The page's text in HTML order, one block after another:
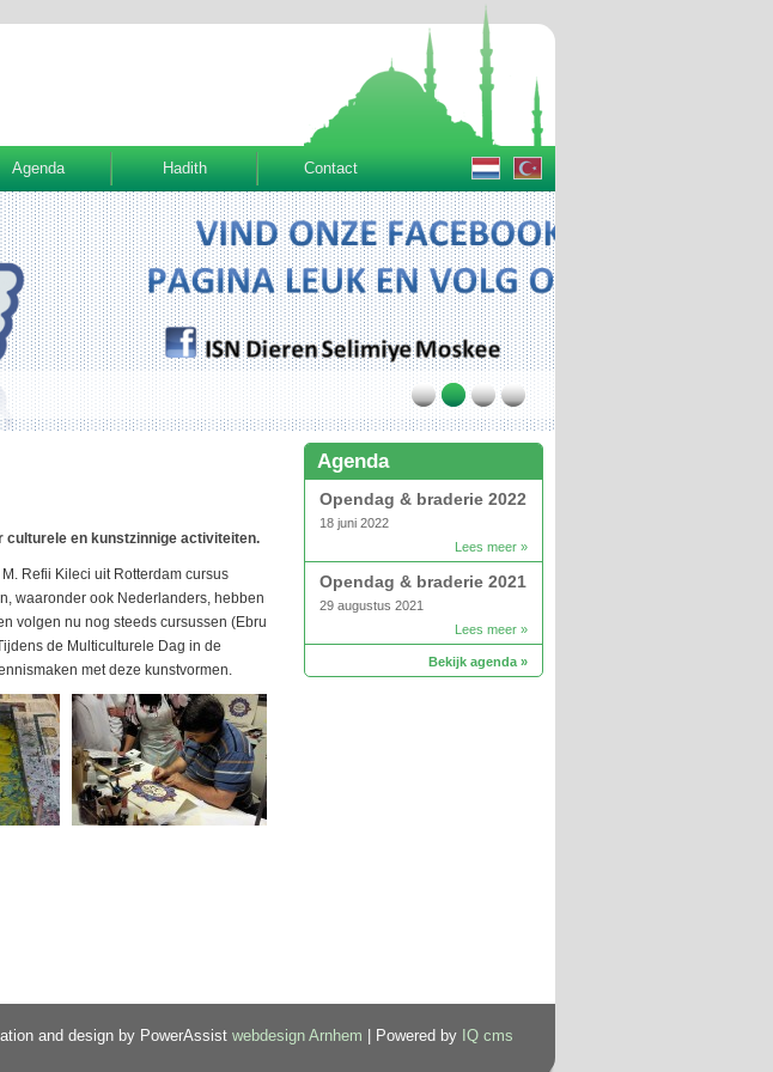
Agenda Hadith Contact
culturele en kunstzinnige activiteiten.
Refii Kileci uit Rotterdam cursus
waaronder ook Nederlanders, hebben
volgen nu nog steeds cursussen (Ebru
de Multiculturele Dag in de
met deze kunstvormen.
Agenda
Opendag & braderie 2022
18 juni 2022
Lees meer »
Opendag & braderie 2021
29 augustus 2021
Lees meer »
Bekijk agenda »
and design by PowerAssist webdesign Arnhem | Powered by IQ cms